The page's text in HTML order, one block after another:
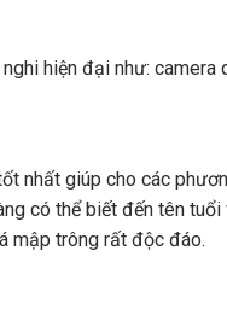
hiện đại như:
nhất giúp cho các
có thể biết đến tên
mập trông rất độc đáo.